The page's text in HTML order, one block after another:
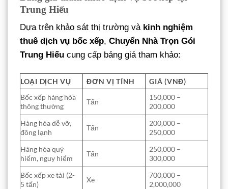
Trung Hiếu
Dựa trên khảo sát thị trường và kinh nghiệm
thuê dịch vụ bốc xếp, Chuyển Nhà Trọn Gói
Trung Hiếu cung cấp bảng giá tham khảo:
LOẠI DỊCH VỤ ĐƠN VỊ TÍNH
GIÁ (VNĐ)
Bốc xếp hàng hóa
thông thường
Tấn
150,000 –
200,000
Hàng hóa dễ vỡ,
đông lạnh
Tấn
200,000 –
250,000
Hàng hóa quý
hiếm, nguy hiểm
Tấn
250,000 –
300,000
Bốc xếp xe tải (2-
5 tấn)
Xe
700,000 –
2,000,000